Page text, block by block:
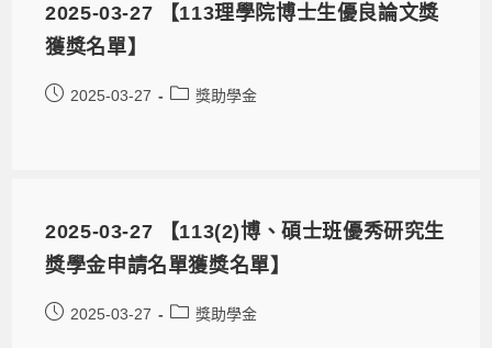
2025-03-27 【113理學院博士生優良論文獎
獲獎名單】
2025-03-27 獎助學金
2025-03-27 【113(2)博、碩士班優秀研究生
獎學金申請名單獲獎名單】
2025-03-27 獎助學金